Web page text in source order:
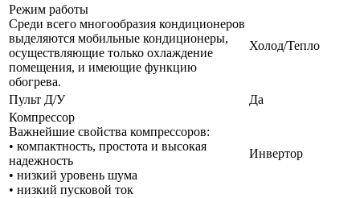
Режим работы
Среди всего многообразия кондиционеров
выделяются мобильные кондиционеры,
осуществляющие только охлаждение
помещения, и имеющие функцию
обогрева.
Холод/Тепло
Пульт Д/У
Да
Компрессор
Важнейшие свойства компрессоров:
• компактность, простота и высокая
надежность
• низкий уровень шума
• низкий пусковой ток
Инвертор